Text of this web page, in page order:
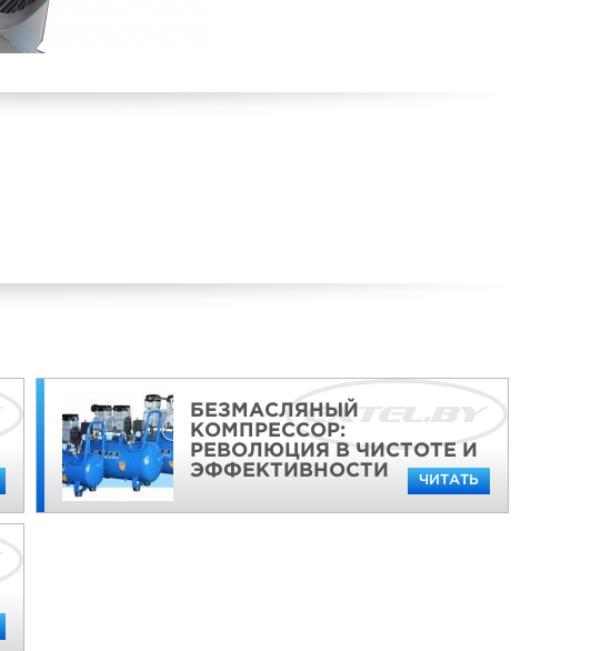
БЕЗМАСЛЯНЫЙ
КОМПРЕССОР:
РЕВОЛЮЦИЯ В ЧИСТОТЕ И
ЭФФЕКТИВНОСТИ
ЧИТАТЬ